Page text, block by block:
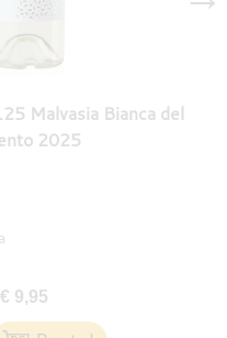
Malvasia Bianca del
2025
€ 9,95